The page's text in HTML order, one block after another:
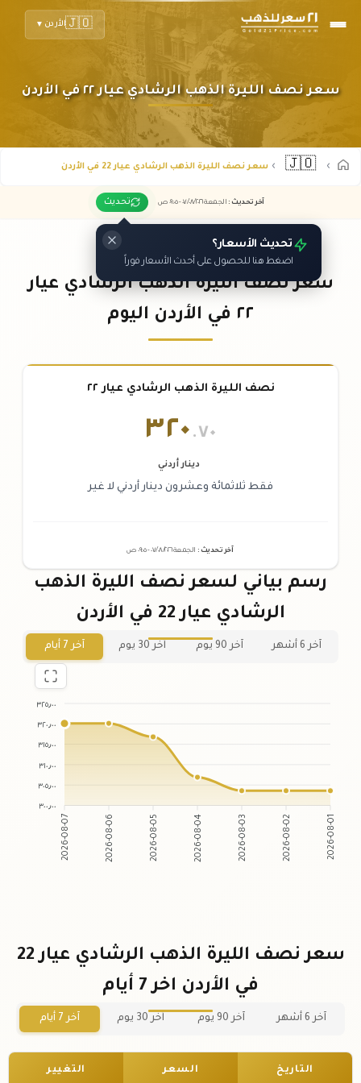
🇯🇴الأردن ▼
سعر نصف الليرة الذهب الرشادي عيار ٢٢ في الأردن
🇯🇴 سعر نصف الليرة الذهب الرشادي عيار 22 في الأردن
آخر تحديث : الجمعة ٠٧ /٠٨/٢٠٢٦ - ٠٩:٠٥ ص تحديث
تحديث الأسعار؟
اضغط هنا للحصول على أحدث الأسعار فوراً
سعر نصف الليرة الذهب الرشادي عيار
٢٢ في الأردن اليوم
نصف الليرة الذهب الرشادي عيار ٢٢
٣٢٠ .٧٠
دينار أردني
فقط ثلاثمائة وعشرون دينار أردني لا غير
آخر تحديث : الجمعة ٠٧ /٠٨/٢٠٢٦ - ٠٩:٠٥ ص
رسم بياني لسعر نصف الليرة الذهب
الرشادي عيار 22 في الأردن
آخر 6 أشهر آخر 90 يوم آخر 30 يوم آخر 7 أيام
٣٢٥٫٠٠
٣٢٠٫٠٠
٣١٥٫٠٠
٣١٠٫٠٠
٣٠٥٫٠٠
٣٠٠٫٠٠
2026-08-07 2026-08-06 2026-08-05 2026-08-04 2026-08-03 2026-08-02 2026-08-01
سعر نصف الليرة الذهب الرشادي عيار 22
في الأردن اخر 7 أيام
آخر 6 أشهر آخر 90 يوم آخر 30 يوم آخر 7 أيام
التاريخ السعر التغيير